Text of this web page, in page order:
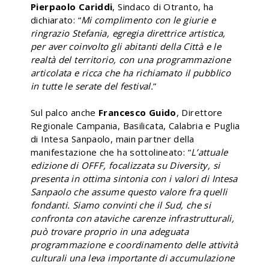
Pierpaolo Cariddi, Sindaco di Otranto, ha
dichiarato: “Mi complimento con le giurie e
ringrazio Stefania, egregia direttrice artistica,
per aver coinvolto gli abitanti della Città e le
realtà del territorio, con una programmazione
articolata e ricca che ha richiamato il pubblico
in tutte le serate del festival.”
Sul palco anche Francesco Guido, Direttore
Regionale Campania, Basilicata, Calabria e Puglia
di Intesa Sanpaolo, main partner della
manifestazione che ha sottolineato: “L’attuale
edizione di OFFF, focalizzata su Diversity, si
presenta in ottima sintonia con i valori di Intesa
Sanpaolo che assume questo valore fra quelli
fondanti. Siamo convinti che il Sud, che si
confronta con ataviche carenze infrastrutturali,
può trovare proprio in una adeguata
programmazione e coordinamento delle attività
culturali una leva importante di accumulazione